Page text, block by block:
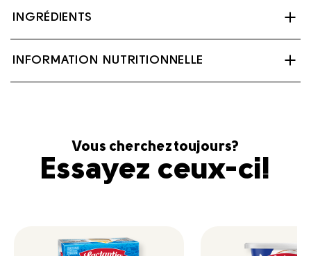
INGRÉDIENTS
Substances laitières, Culture bactérienne, Sel,
INFORMATION NUTRITIONNELLE
Vous cherchez toujours?
Essayez ceux-ci!